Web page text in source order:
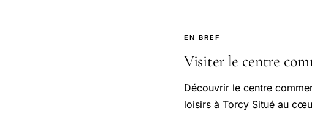
EN BREF
Visiter le centre
Découvrir le centre
loisirs à Torcy Situé au